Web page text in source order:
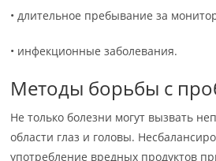
• длительное пребывание за
• инфекционные заболевания.
Методы борьбы с
Не только болезни могут вызвать
области глаз и головы.
употребление вредных продуктов